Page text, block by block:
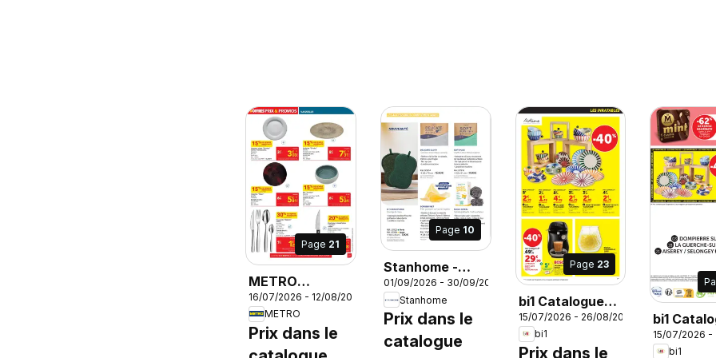
Page 21
METRO
catalogue
16/07/2026 - 12/08/2026
METRO
Prix dans le
Page 10
Stanhome -
Livre des
pépites
Septembre
2026
01/09/2026 - 30/09/2026
Stanhome
Prix dans le
catalogue
Page 23
bi1 Catalogue
supermarché
15/07/2026 - 26/08/2026
bi1
Prix dans le
bi1
15/07/2026 -
bi1